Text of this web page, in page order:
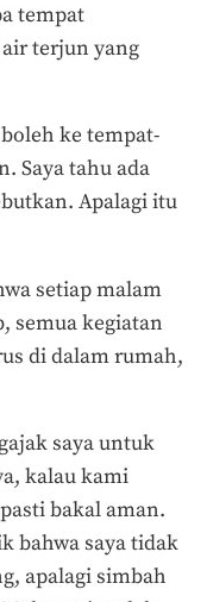
tempat
terjun yang
ke tempat-
Saya tahu ada
Apalagi itu
setiap malam
semua kegiatan
di dalam rumah,
saya untuk
kalau kami
bakal aman.
bahwa saya tidak
apalagi simbah